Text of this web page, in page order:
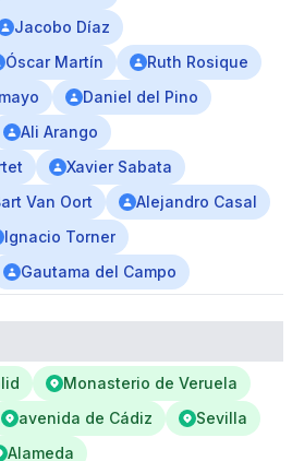
Jacobo Díaz
Óscar Martín
Ruth Rosique
Daniel del Pino
Ali Arango
Xavier Sabata
Van Oort
Alejandro Casal
Ignacio Torner
Gautama del Campo
Monasterio de Veruela
avenida de Cádiz
Sevilla
Alameda